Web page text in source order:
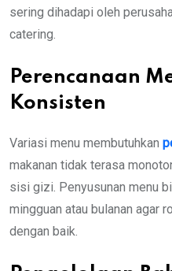
sering dihadapi oleh
catering.
Perencanaan
Konsisten
Variasi menu membutuhkan
makanan tidak terasa
sisi gizi. Penyusunan menu
mingguan atau bulanan agar
dengan baik.